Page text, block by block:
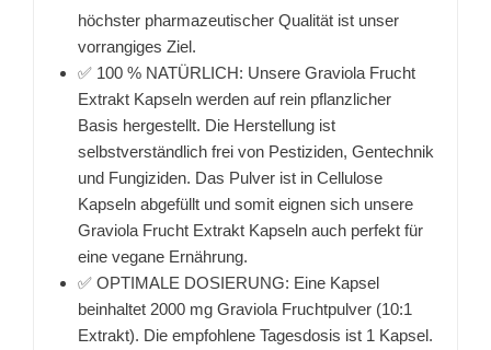
höchster pharmazeutischer Qualität ist unser
vorrangiges Ziel.
✅ 100 % NATÜRLICH: Unsere Graviola Frucht
Extrakt Kapseln werden auf rein pflanzlicher
Basis hergestellt. Die Herstellung ist
selbstverständlich frei von Pestiziden, Gentechnik
und Fungiziden. Das Pulver ist in Cellulose
Kapseln abgefüllt und somit eignen sich unsere
Graviola Frucht Extrakt Kapseln auch perfekt für
eine vegane Ernährung.
✅ OPTIMALE DOSIERUNG: Eine Kapsel
beinhaltet 2000 mg Graviola Fruchtpulver (10:1
Extrakt). Die empfohlene Tagesdosis ist 1 Kapsel.